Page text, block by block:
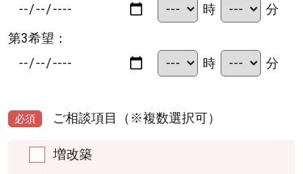
時
分
第3希望：
時
分
必須 ご相談項目 （※複数選択可）
増改築